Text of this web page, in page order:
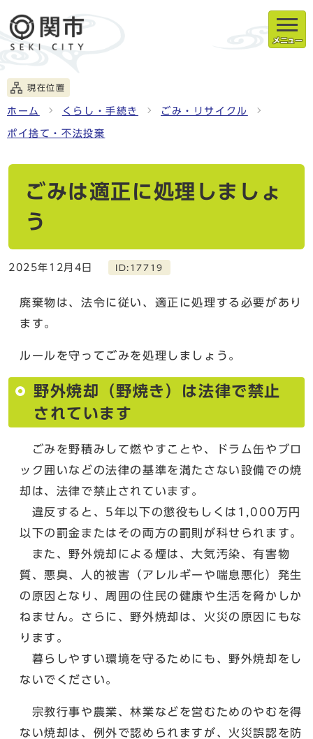
メニュー
現在位置
ホーム くらし・手続き ごみ・リサイクル
ポイ捨て・不法投棄
ごみは適正に処理しましょ
う
2025年12月4日 ID:17719
廃棄物は、法令に従い、適正に処理する必要があり
ます。
ルールを守ってごみを処理しましょう。
野外焼却（野焼き）は法律で禁止
されています
ごみを野積みして燃やすことや、ドラム缶やブロ
ック囲いなどの法律の基準を満たさない設備での焼
却は、法律で禁止されています。
違反すると、5年以下の懲役もしくは1,000万円
以下の罰金またはその両方の罰則が科せられます。
また、野外焼却による煙は、大気汚染、有害物
質、悪臭、人的被害（アレルギーや喘息悪化）発生
の原因となり、周囲の住民の健康や生活を脅かしか
ねません。さらに、野外焼却は、火災の原因にもな
ります。
暮らしやすい環境を守るためにも、野外焼却をし
ないでください。
宗教行事や農業、林業などを営むためのやむを得
ない焼却は、例外で認められますが、火災誤認を防